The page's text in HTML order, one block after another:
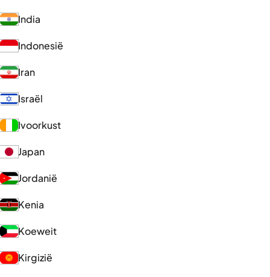
India
Indonesië
Iran
Israël
Ivoorkust
Japan
Jordanië
Kenia
Koeweit
Kirgizië